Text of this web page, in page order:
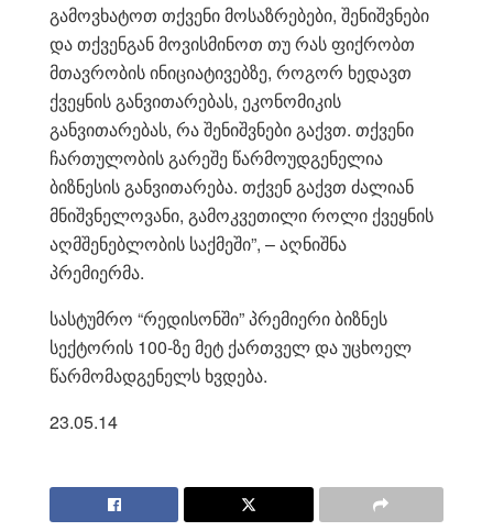
გამოვხატოთ თქვენი მოსაზრებები, შენიშვნები
და თქვენგან მოვისმინოთ თუ რას ფიქრობთ
მთავრობის ინიციატივებზე, როგორ ხედავთ
ქვეყნის განვითარებას, ეკონომიკის
განვითარებას, რა შენიშვნები გაქვთ. თქვენი
ჩართულობის გარეშე წარმოუდგენელია
ბიზნესის განვითარება. თქვენ გაქვთ ძალიან
მნიშვნელოვანი, გამოკვეთილი როლი ქვეყნის
აღმშენებლობის საქმეში”, – აღნიშნა
პრემიერმა.
სასტუმრო “რედისონში” პრემიერი ბიზნეს
სექტორის 100-ზე მეტ ქართველ და უცხოელ
წარმომადგენელს ხვდება.
23.05.14